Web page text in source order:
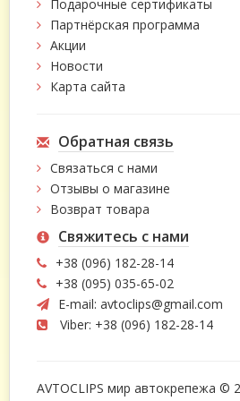
Кабельные стяжки активно применяются
элементов-фиксаторов. Посему, в
Подарочные сертификаты
Партнёрская программа
Акции
Новости
Карта сайта
Обратная связь
Связаться с нами
Отзывы о магазине
Возврат товара
Свяжитесь с нами
+38 (096) 182-28-14
+38 (095) 035-65-02
E-mail: avtoclips@gmail.com
Viber: +38 (096) 182-28-14
AVTOCLIPS мир автокрепежа ©